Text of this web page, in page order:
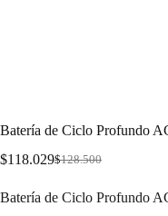
Batería de Ciclo Profundo
$128.500
$118.029
Batería de Ciclo Profundo